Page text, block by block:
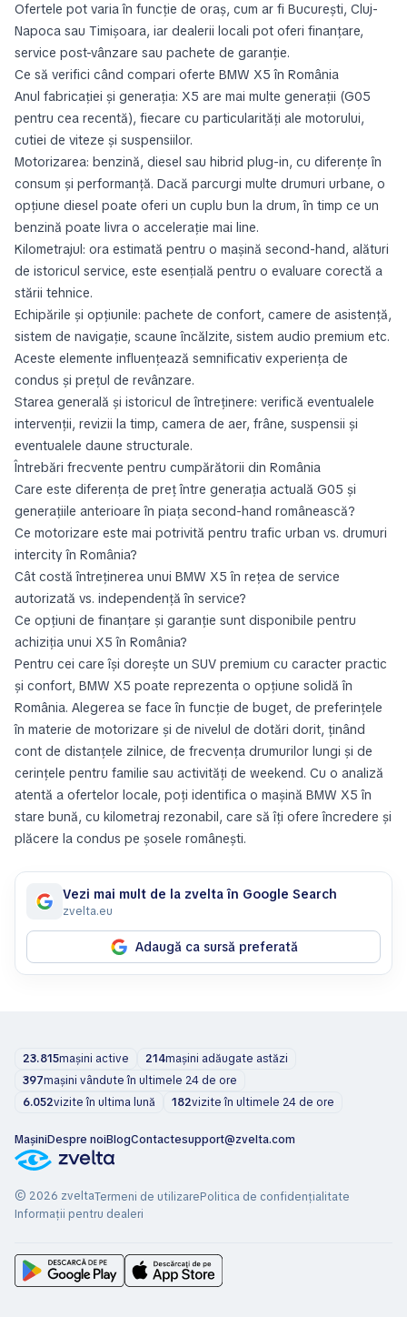
Ofertele pot varia în funcție de oraș, cum ar fi București, Cluj-
Napoca sau Timișoara, iar dealerii locali pot oferi finanțare,
service post-vânzare sau pachete de garanție.
Ce să verifici când compari oferte BMW X5 în România
Anul fabricației și generația: X5 are mai multe generații (G05
pentru cea recentă), fiecare cu particularități ale motorului,
cutiei de viteze și suspensiilor.
Motorizarea: benzină, diesel sau hibrid plug-in, cu diferențe în
consum și performanță. Dacă parcurgi multe drumuri urbane, o
opțiune diesel poate oferi un cuplu bun la drum, în timp ce un
benzină poate livra o accelerație mai line.
Kilometrajul: ora estimată pentru o mașină second-hand, alături
de istoricul service, este esențială pentru o evaluare corectă a
stării tehnice.
Echipările și opțiunile: pachete de confort, camere de asistență,
sistem de navigație, scaune încălzite, sistem audio premium etc.
Aceste elemente influențează semnificativ experiența de
condus și prețul de revânzare.
Starea generală și istoricul de întreținere: verifică eventualele
intervenții, revizii la timp, camera de aer, frâne, suspensii și
eventualele daune structurale.
Întrebări frecvente pentru cumpărătorii din România
Care este diferența de preț între generația actuală G05 și
generațiile anterioare în piața second-hand românească?
Ce motorizare este mai potrivită pentru trafic urban vs. drumuri
intercity în România?
Cât costă întreținerea unui BMW X5 în rețea de service
autorizată vs. independență în service?
Ce opțiuni de finanțare și garanție sunt disponibile pentru
achiziția unui X5 în România?
Pentru cei care își dorește un SUV premium cu caracter practic
și confort, BMW X5 poate reprezenta o opțiune solidă în
România. Alegerea se face în funcție de buget, de preferințele
în materie de motorizare și de nivelul de dotări dorit, ținând
cont de distanțele zilnice, de frecvența drumurilor lungi și de
cerințele pentru familie sau activități de weekend. Cu o analiză
atentă a ofertelor locale, poți identifica o mașină BMW X5 în
stare bună, cu kilometraj rezonabil, care să îți ofere încredere și
plăcere la condus pe șosele românești.
Vezi mai mult de la zvelta în Google Search
zvelta.eu
Adaugă ca sursă preferată
23.815mașini active 214mașini adăugate astăzi
397mașini vândute în ultimele 24 de ore
6.052vizite în ultima lună 182vizite în ultimele 24 de ore
MașiniDespre noiBlogContactesupport@zvelta.com
© 2026 zveltaTermeni de utilizarePolitica de confidențialitate
Informații pentru dealeri